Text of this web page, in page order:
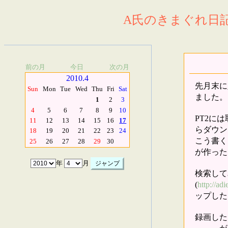
A氏のきまぐれ日
前の月 今日 次の月
2010.4
Sun Mon Tue Wed Thu Fri Sat
1
2
3
4
5 6 7 8 9
10
11
12 13 14 15 16
17
18
19 20 21 22 23
24
25
26 27 28 29 30
年 月
先月末
ました。
PT2に
らダウ
こう書
が作っ
検索し
(http://
ップし
録画し